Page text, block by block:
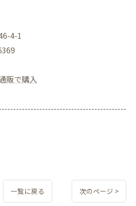
4-1
販で購入
一覧に戻る 次のページ >